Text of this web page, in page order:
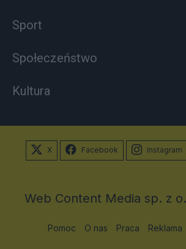
Sport
Społeczeństwo
Kultura
X Facebook Instagram
Web Content Media sp. z
Pomoc O nas Praca Reklama